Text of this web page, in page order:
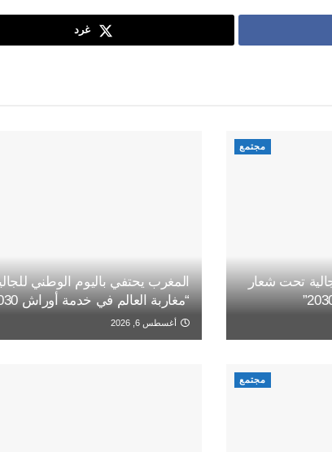
غرد
مجتمع
تحت شعار
المغرب يحتفي باليوم الوطني
“مغاربة العالم في خدمة أوراش 2030”
أغسطس 6, 2026
مجتمع